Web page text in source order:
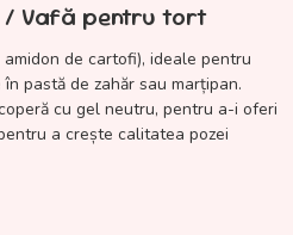
/ Vafă pentru tort
amidon de cartofi), ideale pentru
pastă de zahăr sau marțipan.
cu gel neutru, pentru a-i oferi
a crește calitatea pozei